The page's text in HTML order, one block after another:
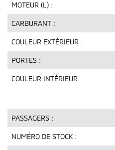
MOTEUR (L) :
CARBURANT :
COULEUR EXTÉRIEUR :
PORTES :
COULEUR INTÉRIEUR:
PASSAGERS :
NUMÉRO DE STOCK :